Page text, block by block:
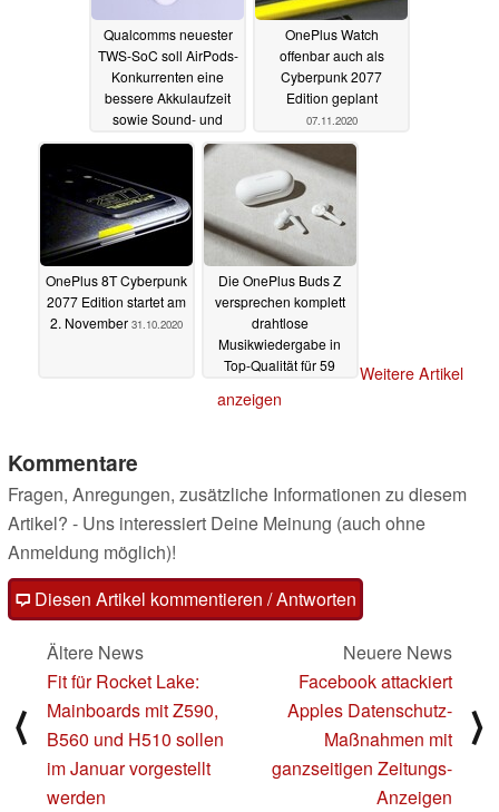
Qualcomms neuester
TWS-SoC soll AirPods-
Konkurrenten eine
bessere Akkulaufzeit
sowie Sound- und
ANC-Upgrades
17.12.2020
OnePlus Watch
offenbar auch als
Cyberpunk 2077
Edition geplant
07.11.2020
OnePlus 8T Cyberpunk
2077 Edition startet am
2. November 31.10.2020
Die OnePlus Buds Z
versprechen komplett
drahtlose
Musikwiedergabe in
Top-Qualität für 59
Weitere Artikel
anzeigen
Kommentare
Fragen, Anregungen, zusätzliche Informationen zu diesem
Artikel? - Uns interessiert Deine Meinung (auch ohne
Anmeldung möglich)!
Diesen Artikel kommentieren / Antworten
⟨
Ältere News
Fit für Rocket Lake:
Mainboards mit Z590,
B560 und H510 sollen
im Januar vorgestellt
werden
Neuere News
Facebook attackiert
Apples Datenschutz-
Maßnahmen mit
ganzseitigen Zeitungs-
Anzeigen
⟩